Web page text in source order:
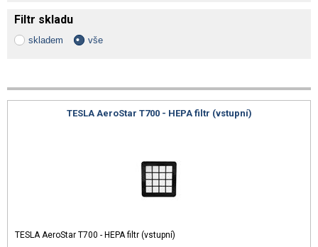
Filtr skladu
skladem vše
TESLA AeroStar T700 - HEPA filtr (vstupní)
TESLA AeroStar T700 - HEPA filtr (vstupní)